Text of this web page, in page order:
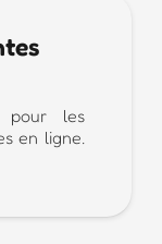
pour les
en ligne.